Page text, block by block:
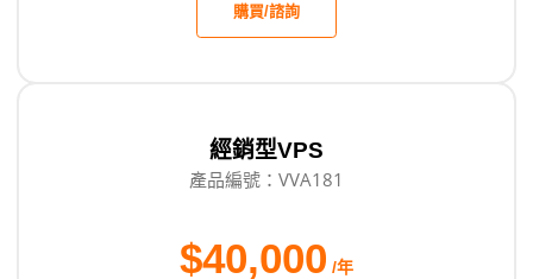
購買/諮詢
經銷型VPS
產品編號：VVA181
$40,000 /年